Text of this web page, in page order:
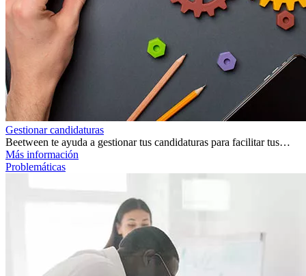
Gestionar candidaturas
Beetween te ayuda a gestionar tus candidaturas para facilitar tus…
Más información
Problemáticas